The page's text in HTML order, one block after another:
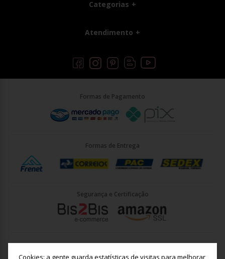
Cookies: a gente guarda estatísticas de visitas para melhorar
Categorias
Atendimento
Formas de Pagamento
Formas de Entrega
Segurança e Certificação
João José Rodrigues 21, Jundiaí - SP - CEP: 13201-001